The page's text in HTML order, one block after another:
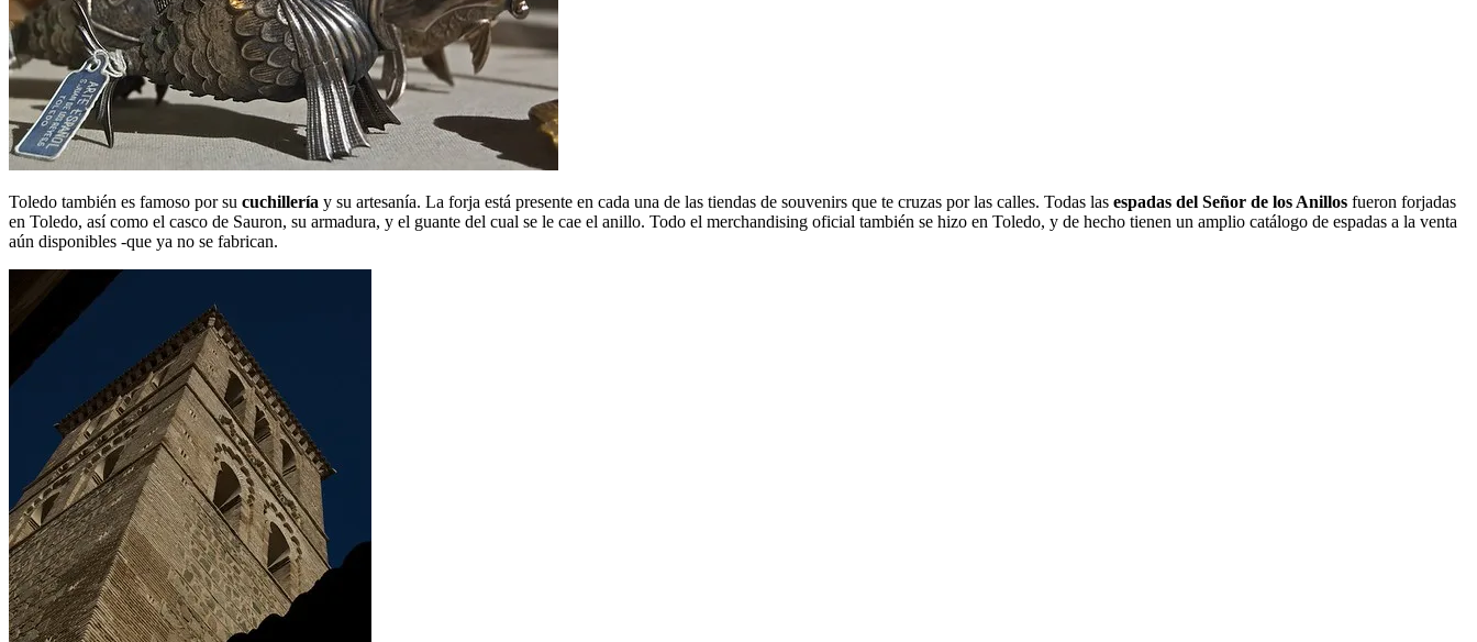
Toledo también es famoso por su cuchillería y su artesanía. La forja está presente en cada una de las tiendas de souvenirs que te cruzas por las calles. Todas las espadas del Señor de los Anillos fueron forjadas
en Toledo, así como el casco de Sauron, su armadura, y el guante del cual se le cae el anillo. Todo el merchandising oficial también se hizo en Toledo, y de hecho tienen un amplio catálogo de espadas a la venta
aún disponibles -que ya no se fabrican.